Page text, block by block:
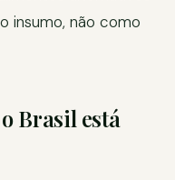
insumo, não como
Brasil está